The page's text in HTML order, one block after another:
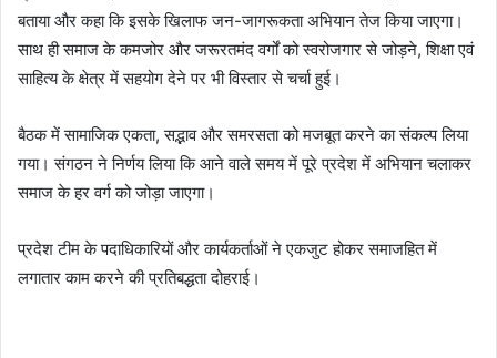
बताया और कहा कि इसके खिलाफ जन-जागरूकता अभियान तेज किया जाएगा।
साथ ही समाज के कमजोर और जरूरतमंद वर्गों को स्वरोजगार से जोड़ने, शिक्षा एवं
साहित्य के क्षेत्र में सहयोग देने पर भी विस्तार से चर्चा हुई।
बैठक में सामाजिक एकता, सद्भाव और समरसता को मजबूत करने का संकल्प लिया
गया। संगठन ने निर्णय लिया कि आने वाले समय में पूरे प्रदेश में अभियान चलाकर
समाज के हर वर्ग को जोड़ा जाएगा।
प्रदेश टीम के पदाधिकारियों और कार्यकर्ताओं ने एकजुट होकर समाजहित में
लगातार काम करने की प्रतिबद्धता दोहराई।